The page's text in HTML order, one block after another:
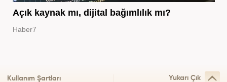
Açık kaynak mı, dijital bağımlılık mı?
Haber7
Kullanım Şartları Yukarı Çık